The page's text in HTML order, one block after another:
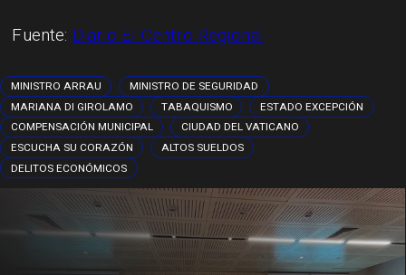
Fuente: Diario El Centro Regional
MINISTRO ARRAU
MINISTRO DE SEGURIDAD
MARIANA DI GIROLAMO
TABAQUISMO
ESTADO EXCEPCIÓN
COMPENSACIÓN MUNICIPAL
CIUDAD DEL VATICANO
ESCUCHA SU CORAZÓN
ALTOS SUELDOS
DELITOS ECONÓMICOS